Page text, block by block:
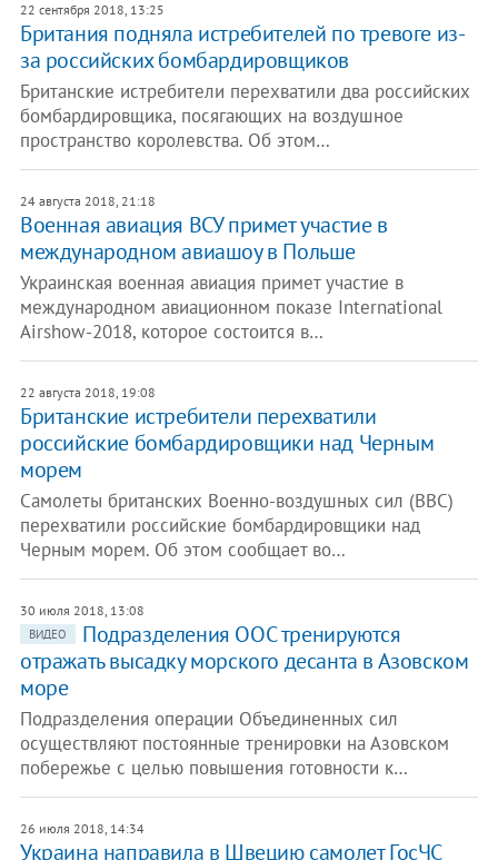
22 сентября 2018, 13:25
Британия подняла истребителей по тревоге из-
за российских бомбардировщиков
Британские истребители перехватили два российских
бомбардировщика, посягающих на воздушное
пространство королевства. Об этом…
24 августа 2018, 21:18
Военная авиация ВСУ примет участие в
международном авиашоу в Польше
Украинская военная авиация примет участие в
международном авиационном показе International
Airshow-2018, которое состоится в…
22 августа 2018, 19:08
Британские истребители перехватили
российские бомбардировщики над Черным
морем
Самолеты британских Военно-воздушных сил (ВВС)
перехватили российские бомбардировщики над
Черным морем. Об этом сообщает во…
30 июля 2018, 13:08
ВИДЕО
Подразделения ООС тренируются
отражать высадку морского десанта в Азовском
море
Подразделения операции Объединенных сил
осуществляют постоянные тренировки на Азовском
побережье с целью повышения готовности к…
26 июля 2018, 14:34
Украина направила в Швецию самолет ГосЧС